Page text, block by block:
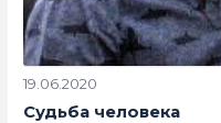
19.06.2020
Судьба человека